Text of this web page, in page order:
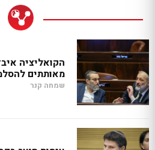
הקואליציה
מאותתים
שמחה קנר